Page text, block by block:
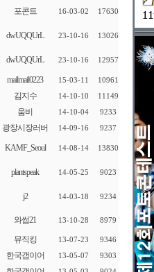
포콘트 16-03-02 17630
dwUQQUrL 23-10-16 13026
dwUQQUrL 23-10-16 12957
mailmail0223 15-03-11 10961
김지수 14-10-10 11149
움비 14-10-04 9233
광장시장러버 14-09-16 9237
KAMF_Seoul 14-08-14 13830
plantspeak 14-05-25 9023
j2 14-03-18 9234
와썹21 13-10-28 8979
뮤직킹 13-07-23 9346
한국갭이어 13-05-07 9303